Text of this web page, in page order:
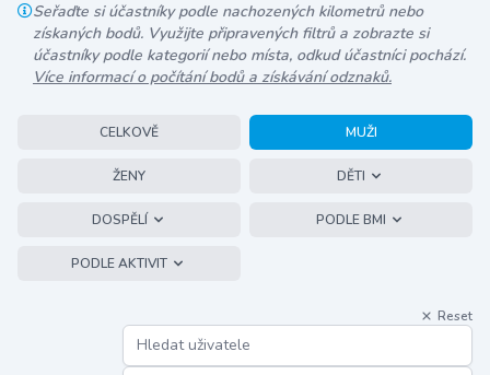
Seřaďte si účastníky podle nachozených kilometrů nebo
získaných bodů. Využijte připravených filtrů a zobrazte si
účastníky podle kategorií nebo místa, odkud účastníci pochází.
Více informací o počítání bodů a získávání odznaků.
CELKOVĚ MUŽI
ŽENY DĚTI
DOSPĚLÍ PODLE BMI
PODLE AKTIVIT
Reset